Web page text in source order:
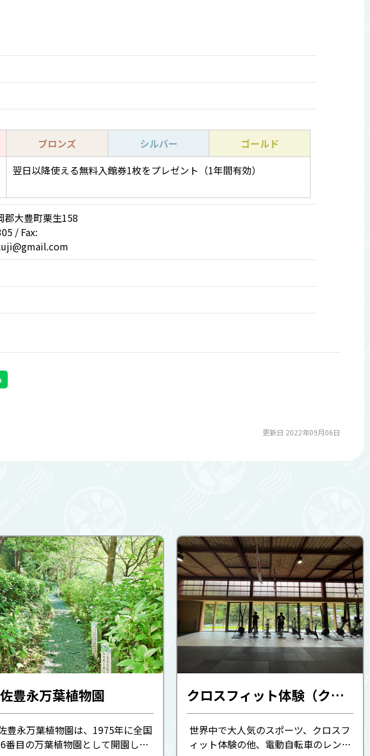
ブロンズ シルバー
ゴールド
翌日以降使える無料入館券1枚をプレゼント（1年間有効）
郡大豊町栗生158
/ Fax:
更新日 2022年09月06日
豊永万葉植物園
豊永万葉植物園は、1975年に全国
番目の万葉植物園として開園しま
クロスフィット体験（クロスフィットおおとよストレングス）
世界中で大人気のスポーツ、クロスフ
ィット体験の他、電動自転車のレンタ